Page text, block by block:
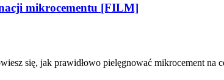
mikrocementu [FILM]
się, jak prawidłowo pielęgnować mikrocement